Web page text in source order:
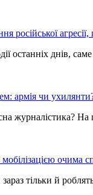
російської
днів, саме
армія чи
журналістика?
очима
тільки й